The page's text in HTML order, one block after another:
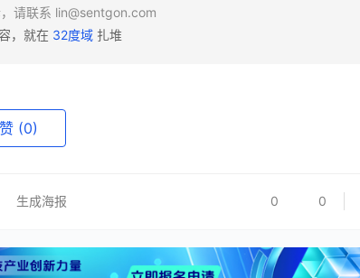
请联系 lin@sentgon.com
，就在 32度域扎堆
赞 (0)
生成海报 0 0